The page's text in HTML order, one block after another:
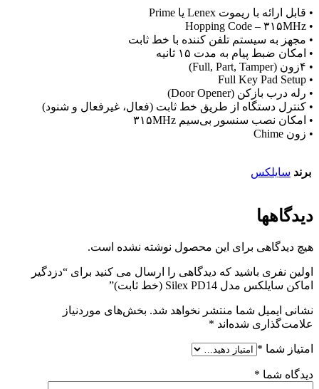
• قابل ارائه با ریموت Lenex یا Prime
• Hopping Code – ۳۱۵MHz
• مجهز به سیستم تلفن کننده با خط ثابت
• امکان ضبط پیام به مدت ۱۵ ثانیه
• ۴زون (Full, Part, Tamper)
• Full Key Pad Setup
• رله درب بازکن (Door Opener)
• کنترل دستگاه از طریق خط ثابت (فعال، غیرفعال و شنود)
• امکان نصب سنسور بی‌سیم ۳۱۵MHz
• زون Chime
برند سایلکس
دیدگاهها
هیچ دیدگاهی برای این محصول نوشته نشده است.
اولین نفری باشید که دیدگاهی را ارسال می کنید برای “دزدگیر
اماکن سایلکس مدل Silex PD14 (خط ثابت)”
نشانی ایمیل شما منتشر نخواهد شد. بخش‌های موردنیاز
علامت‌گذاری شده‌اند *
امتیاز شما *
دیدگاه شما *